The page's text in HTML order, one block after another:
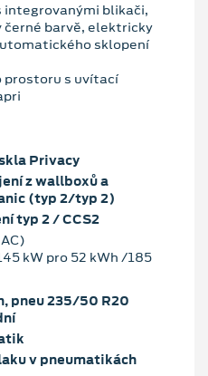
blikači,
černé barvě, elektricky
sklopení
s uvítací
Privacy
z wallboxů a
(typ 2/typ 2)
typ 2 / CCS2
kW pro 52 kWh /185
pneu 235/50 R20
v pneumatikách